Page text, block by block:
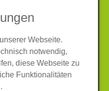
Webseite.
notwendig,
diese Webseite zu
Funktionalitäten